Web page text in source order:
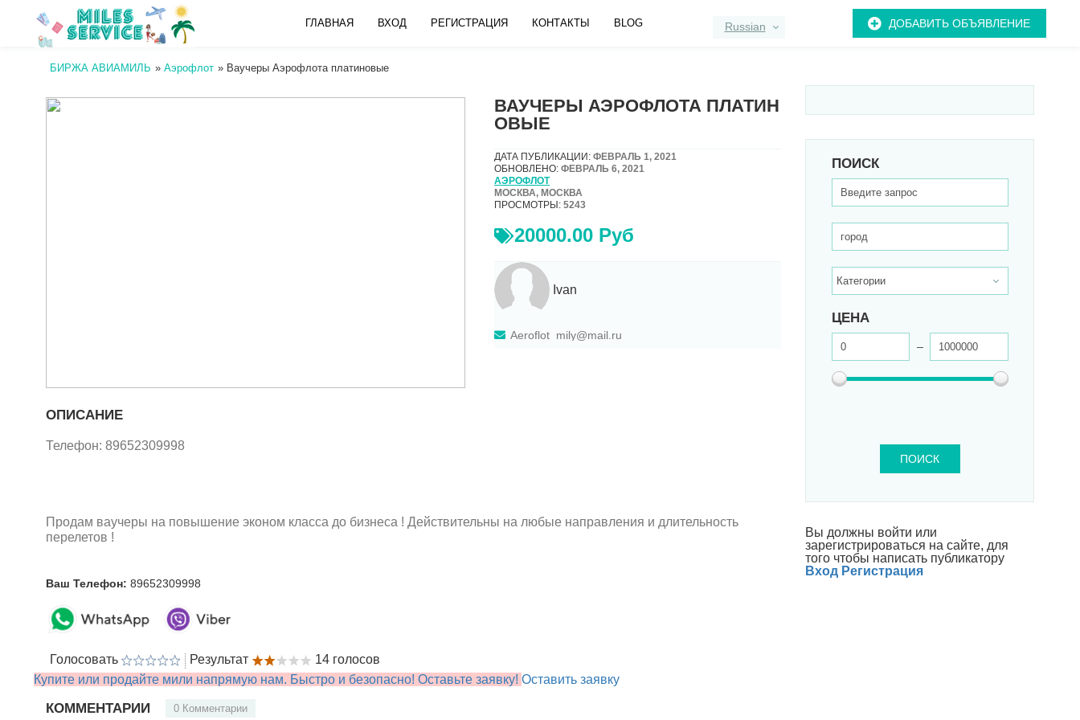
ГЛАВНАЯ ВХОД РЕГИСТРАЦИЯ КОНТАКТЫ BLOG Russian ДОБАВИТЬ ОБЪЯВЛЕНИЕ
БИРЖА АВИАМИЛЬ » Аэрофлот » Ваучеры Аэрофлота платиновые
ПОИСК
ЦЕНА
ПОИСК
ВАУЧЕРЫ АЭРОФЛОТА ПЛАТИН
ОВЫЕ
ДАТА ПУБЛИКАЦИИ: ФЕВРАЛЬ 1, 2021
ОБНОВЛЕНО: ФЕВРАЛЬ 6, 2021
АЭРОФЛОТ
МОСКВА, МОСКВА
ПРОСМОТРЫ: 5243
20000.00 Руб
Ivan
Aeroflot_mily@mail.ru
ОПИСАНИЕ
Телефон: 89652309998
Продам ваучеры на повышение эконом класса до бизнеса ! Действительны на любые направления и длительность
перелетов !
Ваш Телефон: 89652309998
Голосовать Результат
14 голосов
Купите или продайте мили напрямую нам. Быстро и безопасно! Оставьте заявку! Оставить заявку
КОММЕНТАРИИ 0 Комментарии
Вы должны войти или
зарегистрироваться на сайте, для
того чтобы написать публикатору
Вход Регистрация